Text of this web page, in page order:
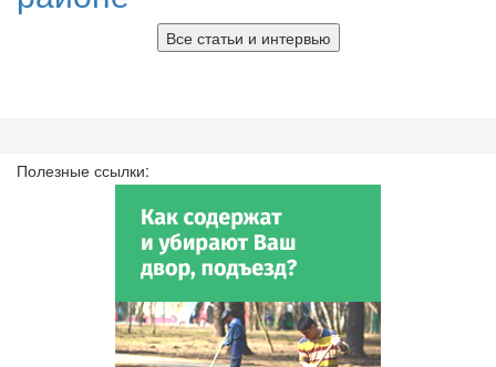
Все статьи и интервью
Полезные ссылки: